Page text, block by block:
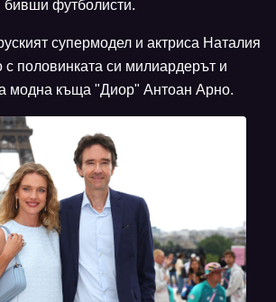
бивши футболисти.
супермодел и актриса Наталия
с половинката си милиардерът и
модна къща "Диор" Антоан Арно.